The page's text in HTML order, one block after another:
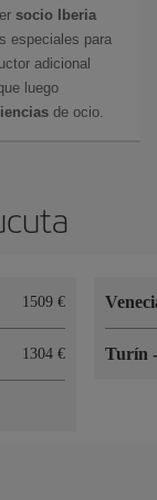
socio Iberia
especiales para
adicional
luego
de ocio.
1509
1304 Turín